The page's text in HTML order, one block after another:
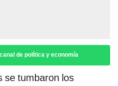
de política y economía
se tumbaron los